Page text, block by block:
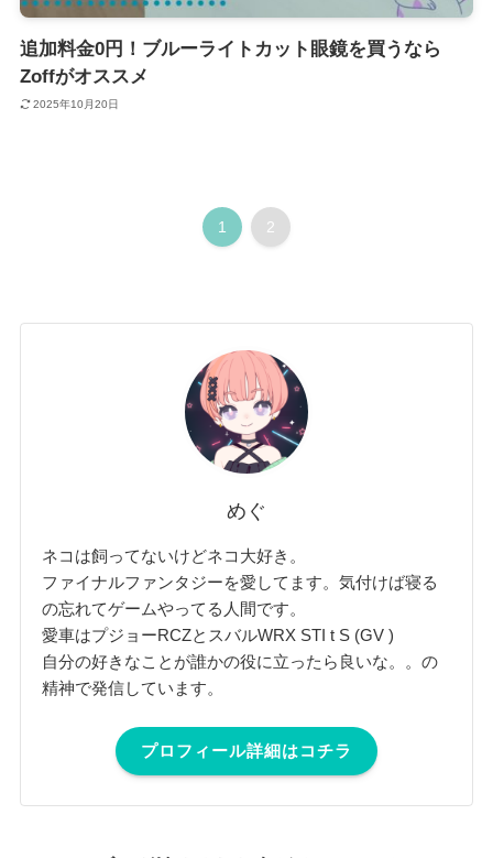
追加料金0円！ブルーライトカット眼鏡を買うなら
Zoffがオススメ
2025年10月20日
1 2
めぐ
ネコは飼ってないけどネコ大好き。
ファイナルファンタジーを愛してます。気付けば寝る
の忘れてゲームやってる人間です。
愛車はプジョーRCZとスバルWRX STI t S (GV )
自分の好きなことが誰かの役に立ったら良いな。。の
精神で発信しています。
プロフィール詳細はコチラ